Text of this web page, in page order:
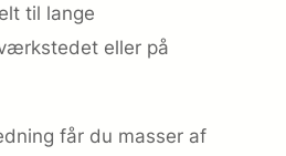
til lange
eller på
får du masser af